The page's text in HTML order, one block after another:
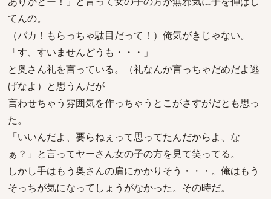
てんの。
（バカ！もらっちゃ駄目だって！）俺気がきじゃない。
「す、すいませんどうも・・・」
と奥さん礼を言っている。（礼なんか言っちゃだめだよ逃
げなよ）と思うんだが
言わせちゃう雰囲気を作っちゃうとこがさすがだとも思っ
た。
「いいんだよ、要らねぇって思ってたんだからよ、な
ぁ？」と言ってヤーさん女の子の方を見て笑ってる。
しかし手はもう奥さんの肩にかかりそう・・・。俺はもう
そっちが気になってしょうがなかった。その時だ。